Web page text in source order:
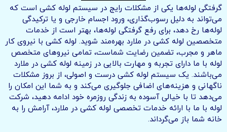
گرفتگی لوله‌ها یکی از مشکلات رایج در سیستم لوله کشی است که
می‌تواند به دلیل رسوب‌گذاری، ورود اجسام خارجی و یا ترکیدگی
لوله‌ها رخ دهد، برای رفع گرفتگی لوله‌ها، بهتر است از خدمات
متخصصین لوله کشی در ملارد بهره‌مند شوید. لوله کشی با نیروی کار
ماهر و مجرب، تضمین رضایت شماست، تمامی نیروهای متخصص
لوله با ما دارای تجربه و مهارت بالایی در زمینه لوله کشی در ملارد
می‌باشند. یک سیستم لوله کشی درست و اصولی، از بروز مشکلات
ناگهانی و هزینه‌های اضافی جلوگیری می‌کند و به شما این امکان را
می‌دهد تا با خیالی آسوده به زندگی روزمره خود ادامه دهید، شرکت
لوله با ما با ارائه خدمات تخصصی لوله کشی در ملارد، آرامش را به
خانه شما باز می‌گرداند.